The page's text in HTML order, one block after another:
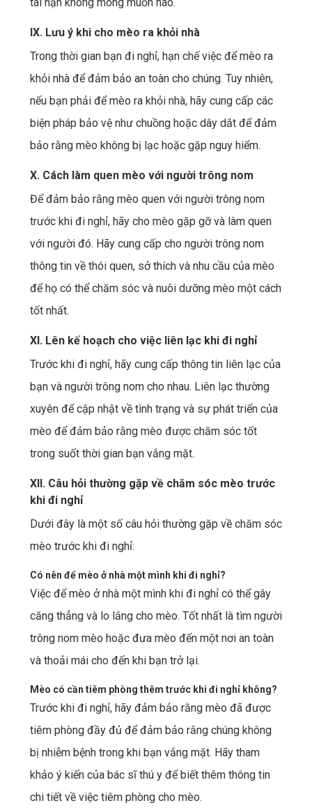
IX. Lưu ý khi cho mèo ra khỏi nhà
Trong thời gian bạn đi nghỉ, hạn chế việc để mèo ra
khỏi nhà để đảm bảo an toàn cho chúng. Tuy nhiên,
nếu bạn phải để mèo ra khỏi nhà, hãy cung cấp các
biện pháp bảo vệ như chuồng hoặc dây dắt để đảm
bảo rằng mèo không bị lạc hoặc gặp nguy hiểm.
X. Cách làm quen mèo với người trông nom
Để đảm bảo rằng mèo quen với người trông nom
trước khi đi nghỉ, hãy cho mèo gặp gỡ và làm quen
với người đó. Hãy cung cấp cho người trông nom
thông tin về thói quen, sở thích và nhu cầu của mèo
để họ có thể chăm sóc và nuôi dưỡng mèo một cách
tốt nhất.
XI. Lên kế hoạch cho việc liên lạc khi đi nghỉ
Trước khi đi nghỉ, hãy cung cấp thông tin liên lạc của
bạn và người trông nom cho nhau. Liên lạc thường
xuyên để cập nhật về tình trạng và sự phát triển của
mèo để đảm bảo rằng mèo được chăm sóc tốt
trong suốt thời gian bạn vắng mặt.
XII. Câu hỏi thường gặp về chăm sóc mèo trước
khi đi nghỉ
Dưới đây là một số câu hỏi thường gặp về chăm sóc
mèo trước khi đi nghỉ:
Có nên để mèo ở nhà một mình khi đi nghỉ?
Việc để mèo ở nhà một mình khi đi nghỉ có thể gây
căng thẳng và lo lắng cho mèo. Tốt nhất là tìm người
trông nom mèo hoặc đưa mèo đến một nơi an toàn
và thoải mái cho đến khi bạn trở lại.
Mèo có cần tiêm phòng thêm trước khi đi nghỉ không?
Trước khi đi nghỉ, hãy đảm bảo rằng mèo đã được
tiêm phòng đầy đủ để đảm bảo rằng chúng không
bị nhiễm bệnh trong khi bạn vắng mặt. Hãy tham
khảo ý kiến của bác sĩ thú y để biết thêm thông tin
chi tiết về việc tiêm phòng cho mèo.